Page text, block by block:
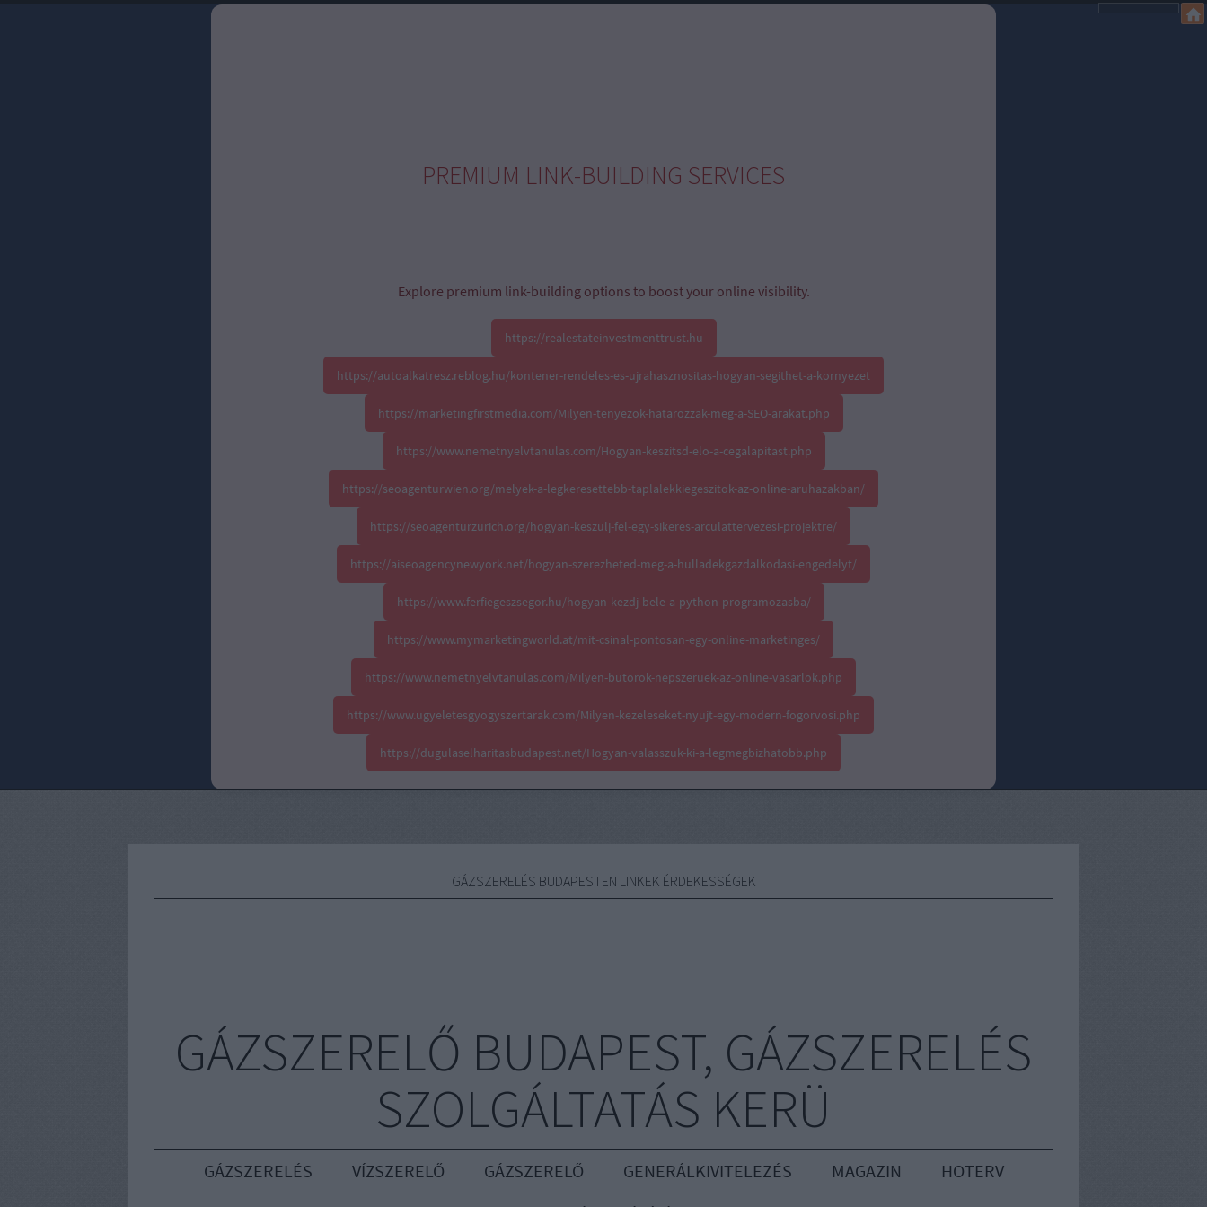
PREMIUM LINK-BUILDING SERVICES
Explore premium link-building options to boost your online visibility.
https://realestateinvestmenttrust.hu
https://autoalkatresz.reblog.hu/kontener-rendeles-es-ujrahasznositas-hogyan-segithet-a-kornyezet
https://marketingfirstmedia.com/Milyen-tenyezok-hatarozzak-meg-a-SEO-arakat.php
https://www.nemetnyelvtanulas.com/Hogyan-keszitsd-elo-a-cegalapitast.php
https://seoagenturwien.org/melyek-a-legkeresettebb-taplalekkiegeszitok-az-online-aruhazakban/
https://seoagenturzurich.org/hogyan-keszulj-fel-egy-sikeres-arculattervezesi-projektre/
https://aiseoagencynewyork.net/hogyan-szerezheted-meg-a-hulladekgazdalkodasi-engedelyt/
https://www.ferfiegeszsegor.hu/hogyan-kezdj-bele-a-python-programozasba/
https://www.mymarketingworld.at/mit-csinal-pontosan-egy-online-marketinges/
https://www.nemetnyelvtanulas.com/Milyen-butorok-nepszeruek-az-online-vasarlok.php
https://www.ugyeletesgyogyszertarak.com/Milyen-kezeleseket-nyujt-egy-modern-fogorvosi.php
https://dugulaselharitasbudapest.net/Hogyan-valasszuk-ki-a-legmegbizhatobb.php
GÁZSZERELÉS BUDAPESTEN LINKEK ÉRDEKESSÉGEK
GÁZSZERELŐ BUDAPEST, GÁZSZERELÉS
SZOLGÁLTATÁS KERÜ
GÁZSZERELÉS VÍZSZERELŐ GÁZSZERELŐ GENERÁLKIVITELEZÉS MAGAZIN
HOTERV